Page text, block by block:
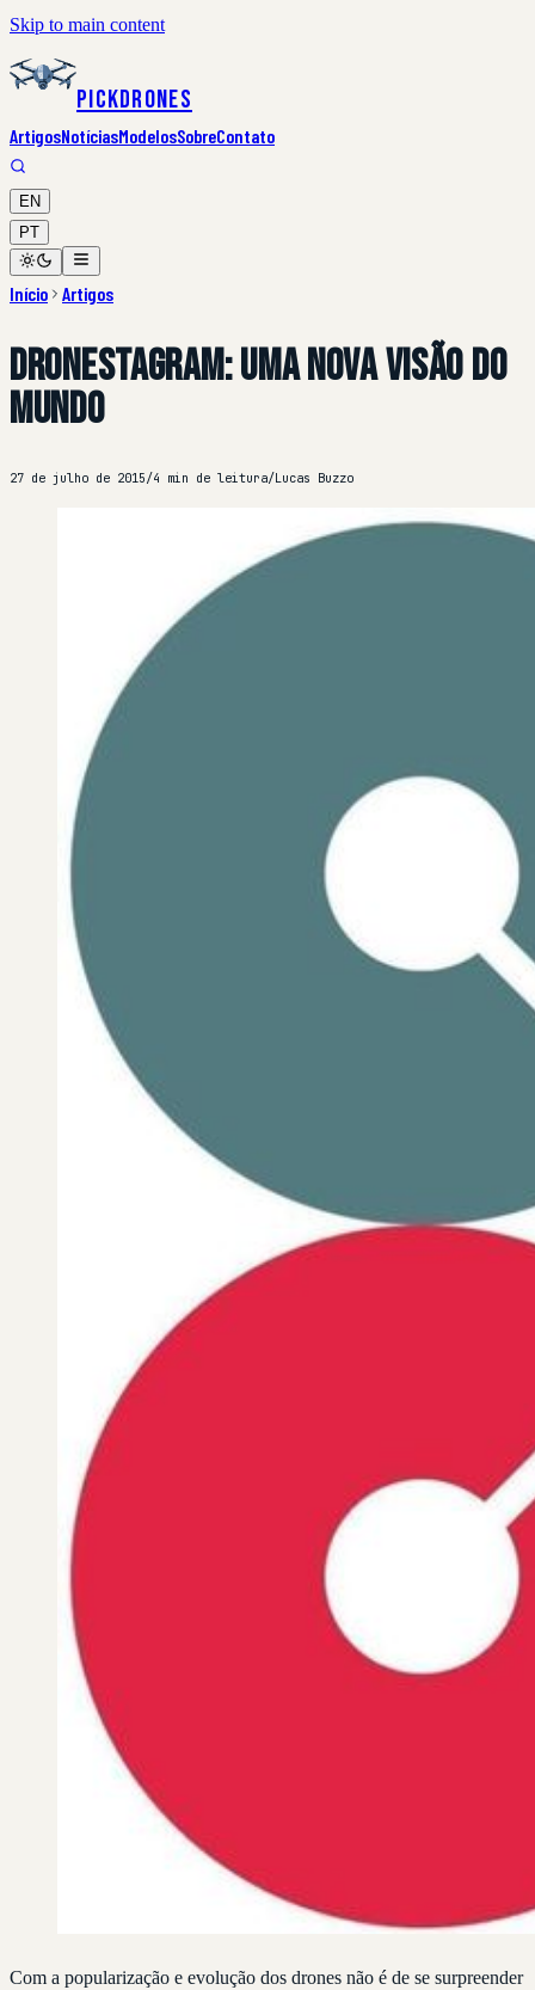
Skip to main content
PickDrones
ArtigosNotíciasModelosSobreContato
EN
PT
Início Artigos
Dronestagram: uma nova visão do
mundo
27 de julho de 2015/4 min de leitura/Lucas Buzzo
Com a popularização e evolução dos drones não é de se surpreender